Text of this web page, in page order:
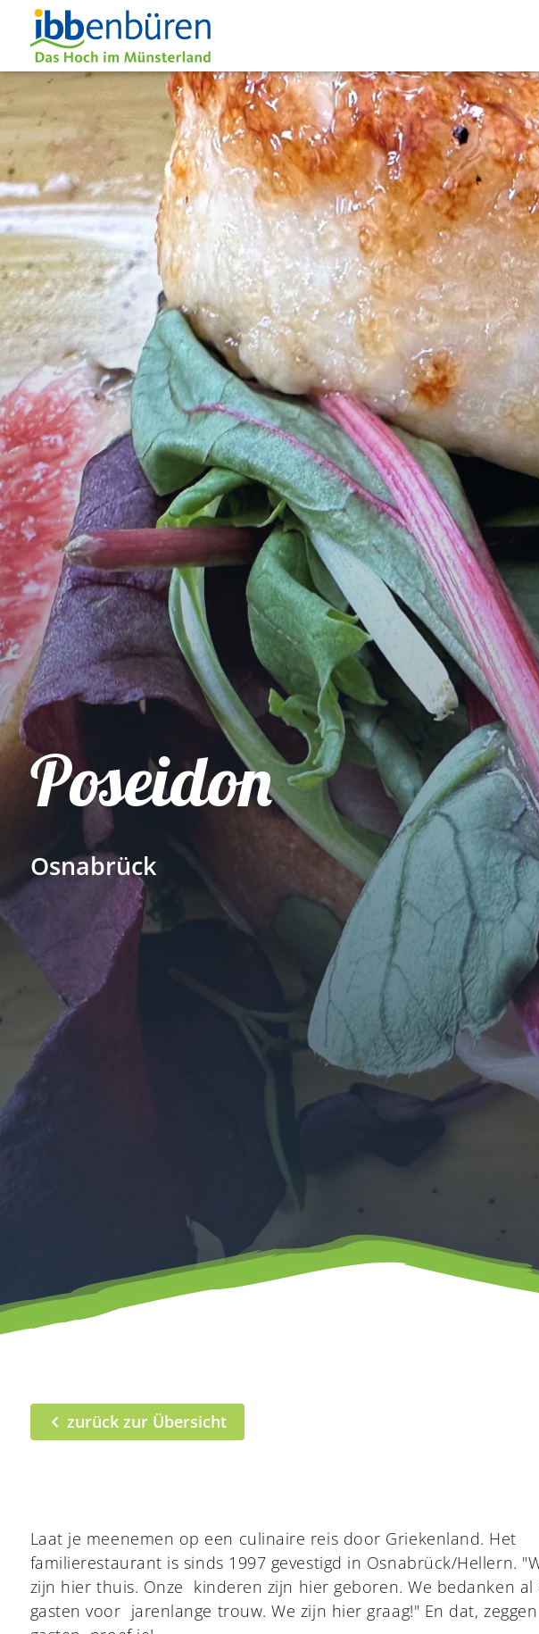
Poseidon
Osnabrück
zurück zur Übersicht
Laat je meenemen op een culinaire reis door Griekenland. Het
familierestaurant is sinds 1997 gevestigd in Osnabrück/Hellern.
zijn hier thuis. Onze kinderen zijn hier geboren. We bedanken al
gasten voor jarenlange trouw. We zijn hier graag!" En dat,